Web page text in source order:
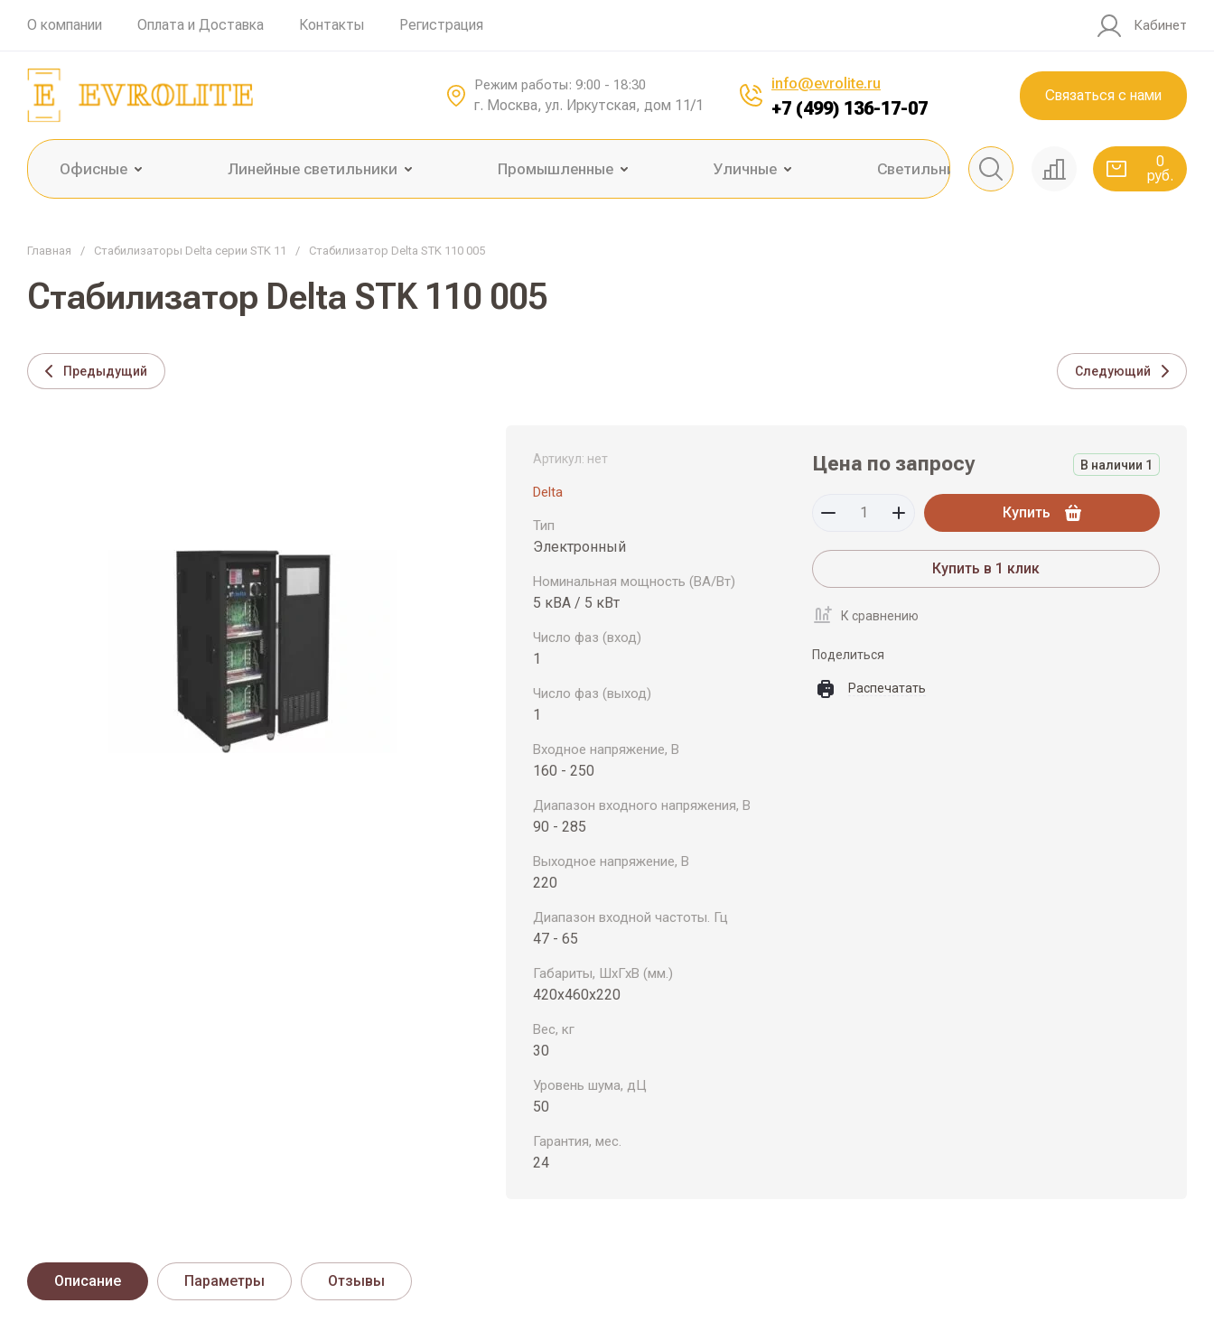
0 руб.
О компании Оплата и Доставка Контакты Регистрация Кабинет
Режим работы: 9:00 - 18:30
г. Москва, ул. Иркутская, дом 11/1
info@evrolite.ru
+7 (499) 136-17-07
Связаться с нами
Офисные Линейные светильники Промышленные Уличные Светильники ЖКХ
0
руб.
Главная / Стабилизаторы Delta серии STK 11 / Стабилизатор Delta STK 110 005
Стабилизатор Delta STK 110 005
Предыдущий Следующий
Артикул: нет
Delta
Тип
Электронный
Номинальная мощность (ВА/Вт)
5 кВА / 5 кВт
Число фаз (вход)
1
Число фаз (выход)
1
Входное напряжение, В
160 - 250
Диапазон входного напряжения, В
90 - 285
Выходное напряжение, В
220
Диапазон входной частоты. Гц
47 - 65
Габариты, ШхГхВ (мм.)
420х460х220
Вес, кг
30
Уровень шума, дЦ
50
Гарантия, мес.
24
В наличии 1
Цена по запросу
Купить
Купить в 1 клик
К сравнению
Поделиться
Распечатать
Описание Параметры Отзывы